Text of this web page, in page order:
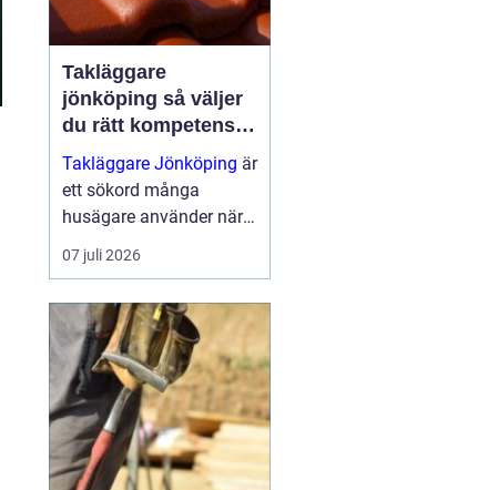
Takläggare
jönköping så väljer
du rätt kompetens
för ditt tak
Takläggare Jönköping är
ett sökord många
husägare använder när
tiden är inne för takbyte
eller takrenovering. Ett
avgörande för husets
värde, inomhusklimat
och tryg...
07 juli 2026